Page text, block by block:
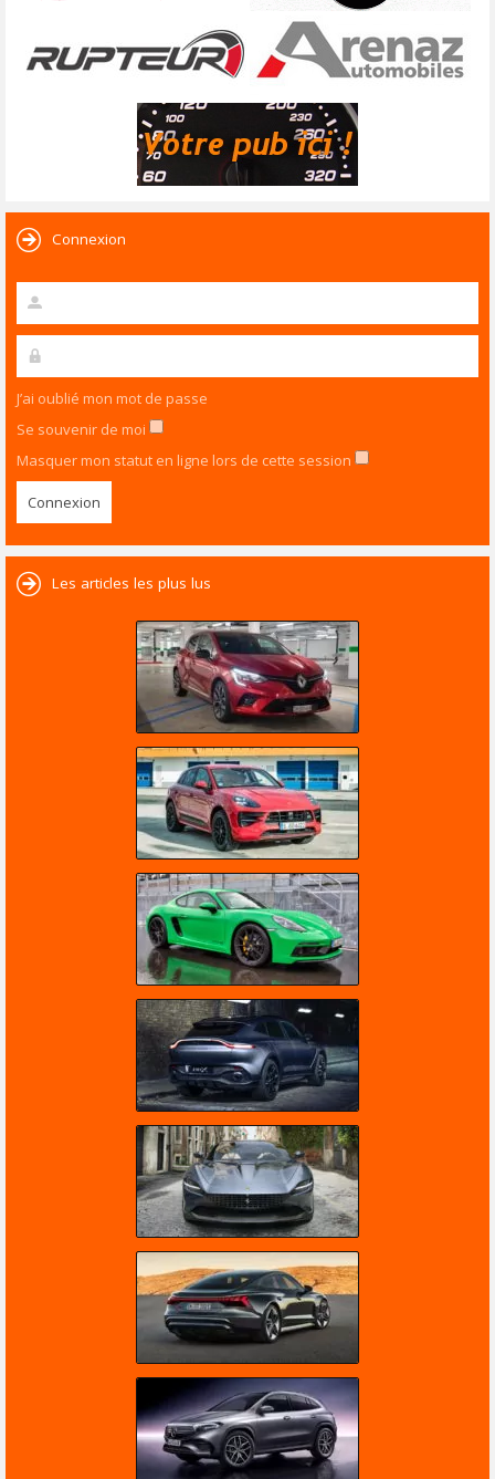
Connexion
J’ai oublié mon mot de passe
Se souvenir de moi
Masquer mon statut en ligne lors de cette session
Les articles les plus lus